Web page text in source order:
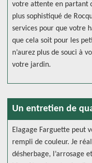
votre attente en partant
plus sophistiqué de
services pour que votre
que cela soit pour les
n’aurez plus de souci à
votre jardin.
Un entretien de
Elagage Farguette peut
rempli de couleur. Je
désherbage, l’arrosage